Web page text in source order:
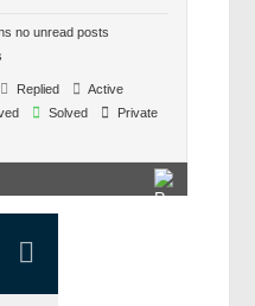
no unread posts
Replied
Active
Solved
Private